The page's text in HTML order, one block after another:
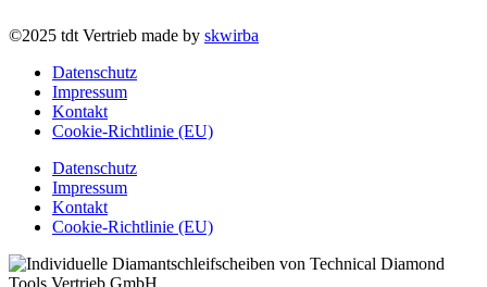
©2025 tdt Vertrieb made by skwirba
Datenschutz
Impressum
Kontakt
Cookie-Richtlinie (EU)
Datenschutz
Impressum
Kontakt
Cookie-Richtlinie (EU)